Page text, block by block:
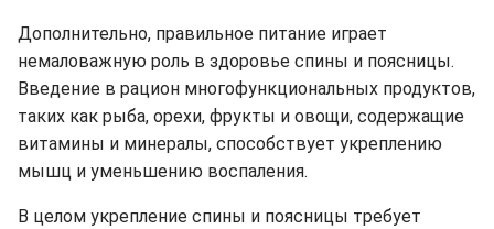
Дополнительно, правильное питание играет
немаловажную роль в здоровье спины и поясницы.
Введение в рацион многофункциональных продуктов,
таких как рыба, орехи, фрукты и овощи, содержащие
витамины и минералы, способствует укреплению
мышц и уменьшению воспаления.
В целом укрепление спины и поясницы требует